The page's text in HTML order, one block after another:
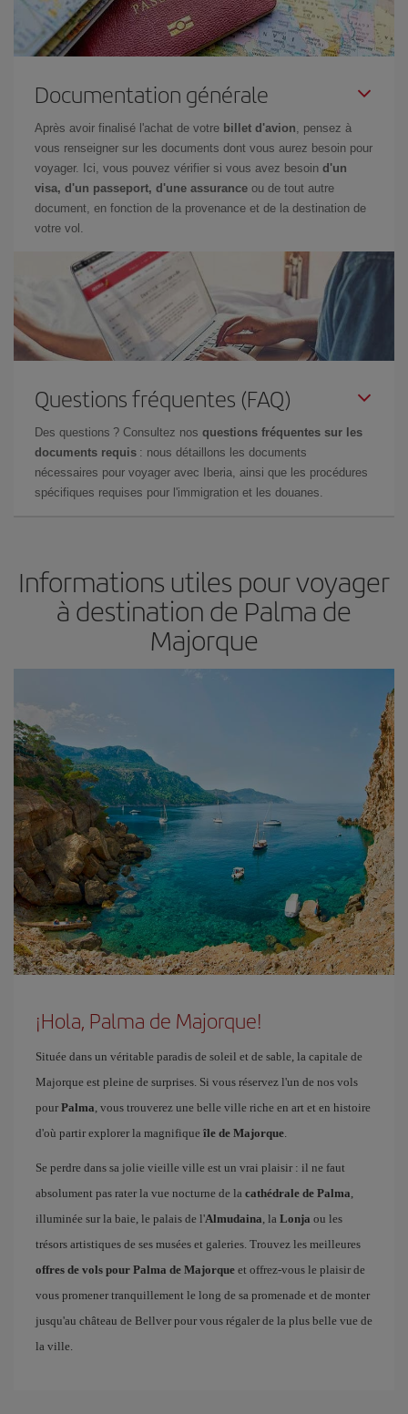
Documentation générale
Après avoir finalisé l'achat de votre billet d'avion, pensez à
vous renseigner sur les documents dont vous aurez besoin pour
voyager. Ici, vous pouvez vérifier si vous avez besoin d'un
visa, d'un passeport, d'une assurance ou de tout autre
document, en fonction de la provenance et de la destination de
votre vol.
Questions fréquentes (FAQ)
Des questions ? Consultez nos questions fréquentes sur les
documents requis : nous détaillons les documents
nécessaires pour voyager avec Iberia, ainsi que les procédures
spécifiques requises pour l'immigration et les douanes.
Informations utiles pour voyager
à destination de Palma de
Majorque
¡Hola, Palma de Majorque!
Située dans un véritable paradis de soleil et de sable, la capitale de
Majorque est pleine de surprises. Si vous réservez l'un de nos vols
pour Palma, vous trouverez une belle ville riche en art et en histoire
d'où partir explorer la magnifique île de Majorque.
Se perdre dans sa jolie vieille ville est un vrai plaisir : il ne faut
absolument pas rater la vue nocturne de la cathédrale de Palma,
illuminée sur la baie, le palais de l'Almudaina, la Lonja ou les
trésors artistiques de ses musées et galeries. Trouvez les meilleures
offres de vols pour Palma de Majorque et offrez-vous le plaisir de
vous promener tranquillement le long de sa promenade et de monter
jusqu'au château de Bellver pour vous régaler de la plus belle vue de
la ville.